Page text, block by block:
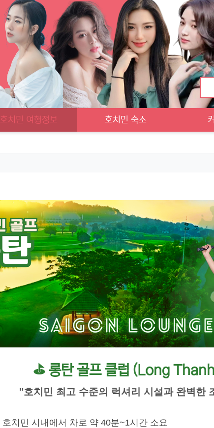
호치민 여행정보 호치민 숙소
⛳ 롱탄 골프 클럽 (Long
"호치민 최고 수준의 럭셔리 시설과 완벽한
호치민 시내에서 차로 약 40분~1시간 소요